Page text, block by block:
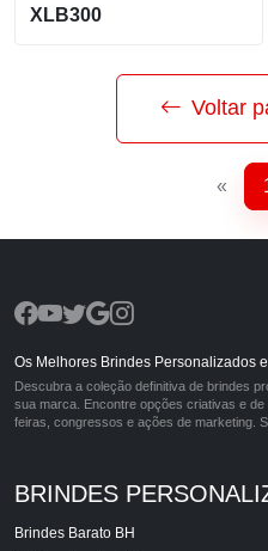
XLB300
Voltar
«
Os Melhores Brindes Personalizados
Descubra a coleção definitiva de brindes
sua marca. Encontre opções criativas e
feiras, congressos e ações de marketing.
BRINDES
Brindes Barato BH